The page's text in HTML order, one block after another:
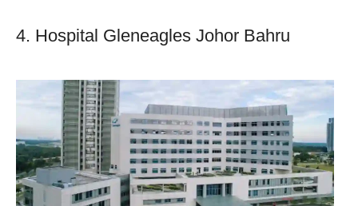
4. Hospital Gleneagles Johor Bahru